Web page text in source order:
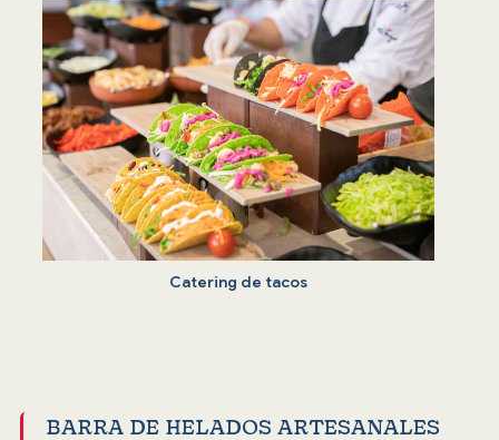
Catering de tacos
BARRA DE HELADOS ARTESANALES